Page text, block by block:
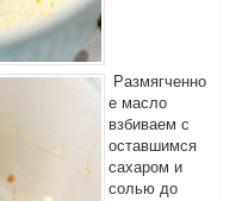
Размягченно
е масло
взбиваем с
оставшимся
сахаром и
солью до